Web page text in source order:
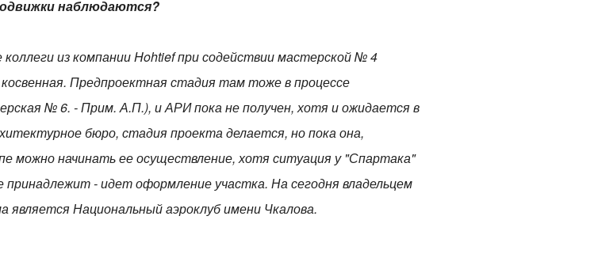
наблюдаются?
из компании Hohtief при содействии мастерской № 4
Предпроектная стадия там тоже в процессе
№ 6. - Прим. А.П.), и АРИ пока не получен, хотя и ожидается в
бюро, стадия проекта делается, но пока она,
можно начинать ее осуществление, хотя ситуация у "Спартака"
- идет оформление участка. На сегодня владельцем
Национальный аэроклуб имени Чкалова.